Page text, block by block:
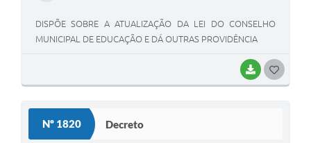
BAIXAR
DISPÕE SOBRE A ATUALIZAÇÃO DA LEI DO CONSELHO
MUNICIPAL DE EDUCAÇÃO E DÁ OUTRAS PROVIDÊNCIA
Nº 1820 Decreto